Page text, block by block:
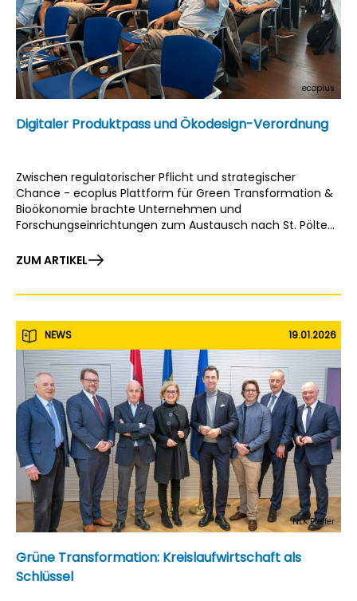
ecoplus
Digitaler Produktpass und Ökodesign-Verordnung
Zwischen regulatorischer Pflicht und strategischer
Chance - ecoplus Plattform für Green Transformation &
Bioökonomie brachte Unternehmen und
Forschungseinrichtungen zum Austausch nach St. Pölten
ZUM ARTIKEL
NEWS 19.01.2026
NLK Pfeffer
Grüne Transformation: Kreislaufwirtschaft als
Schlüssel